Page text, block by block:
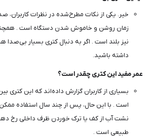
خیر. یکی از نکات مطرح‌شده در نظرات کاربران،
زمان روشن و خاموش شدن دستگاه است .
نیز بلند است . اگر به دنبال کتری بسیار بی‌صدا
داشته باشید.
عمر مفید این کتری چقدر است؟
است . با این حال، پس از چند سال استفاده
نشت آب از کف یا ترک خوردن ظرف داخلی رخ
طبیعی است .